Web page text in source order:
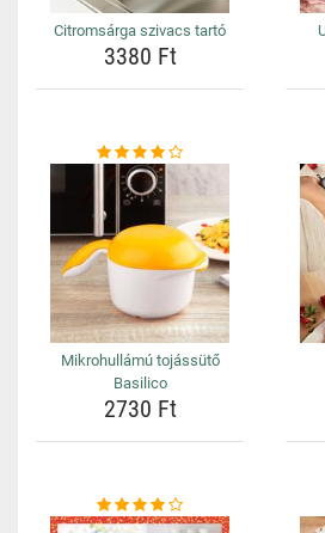
Citromsárga szivacs tartó
3380 Ft
Mikrohullámú tojássütő
Basilico
2730 Ft